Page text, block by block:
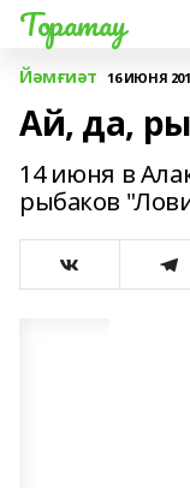
Торатау
Йәмғиәт 16 ИЮНЯ
Ай, да,
14 июня в
рыбаков